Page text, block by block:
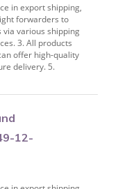
in export shipping,
forwarders to
various shipping
3. All products
offer high-quality
delivery. 5.
12-